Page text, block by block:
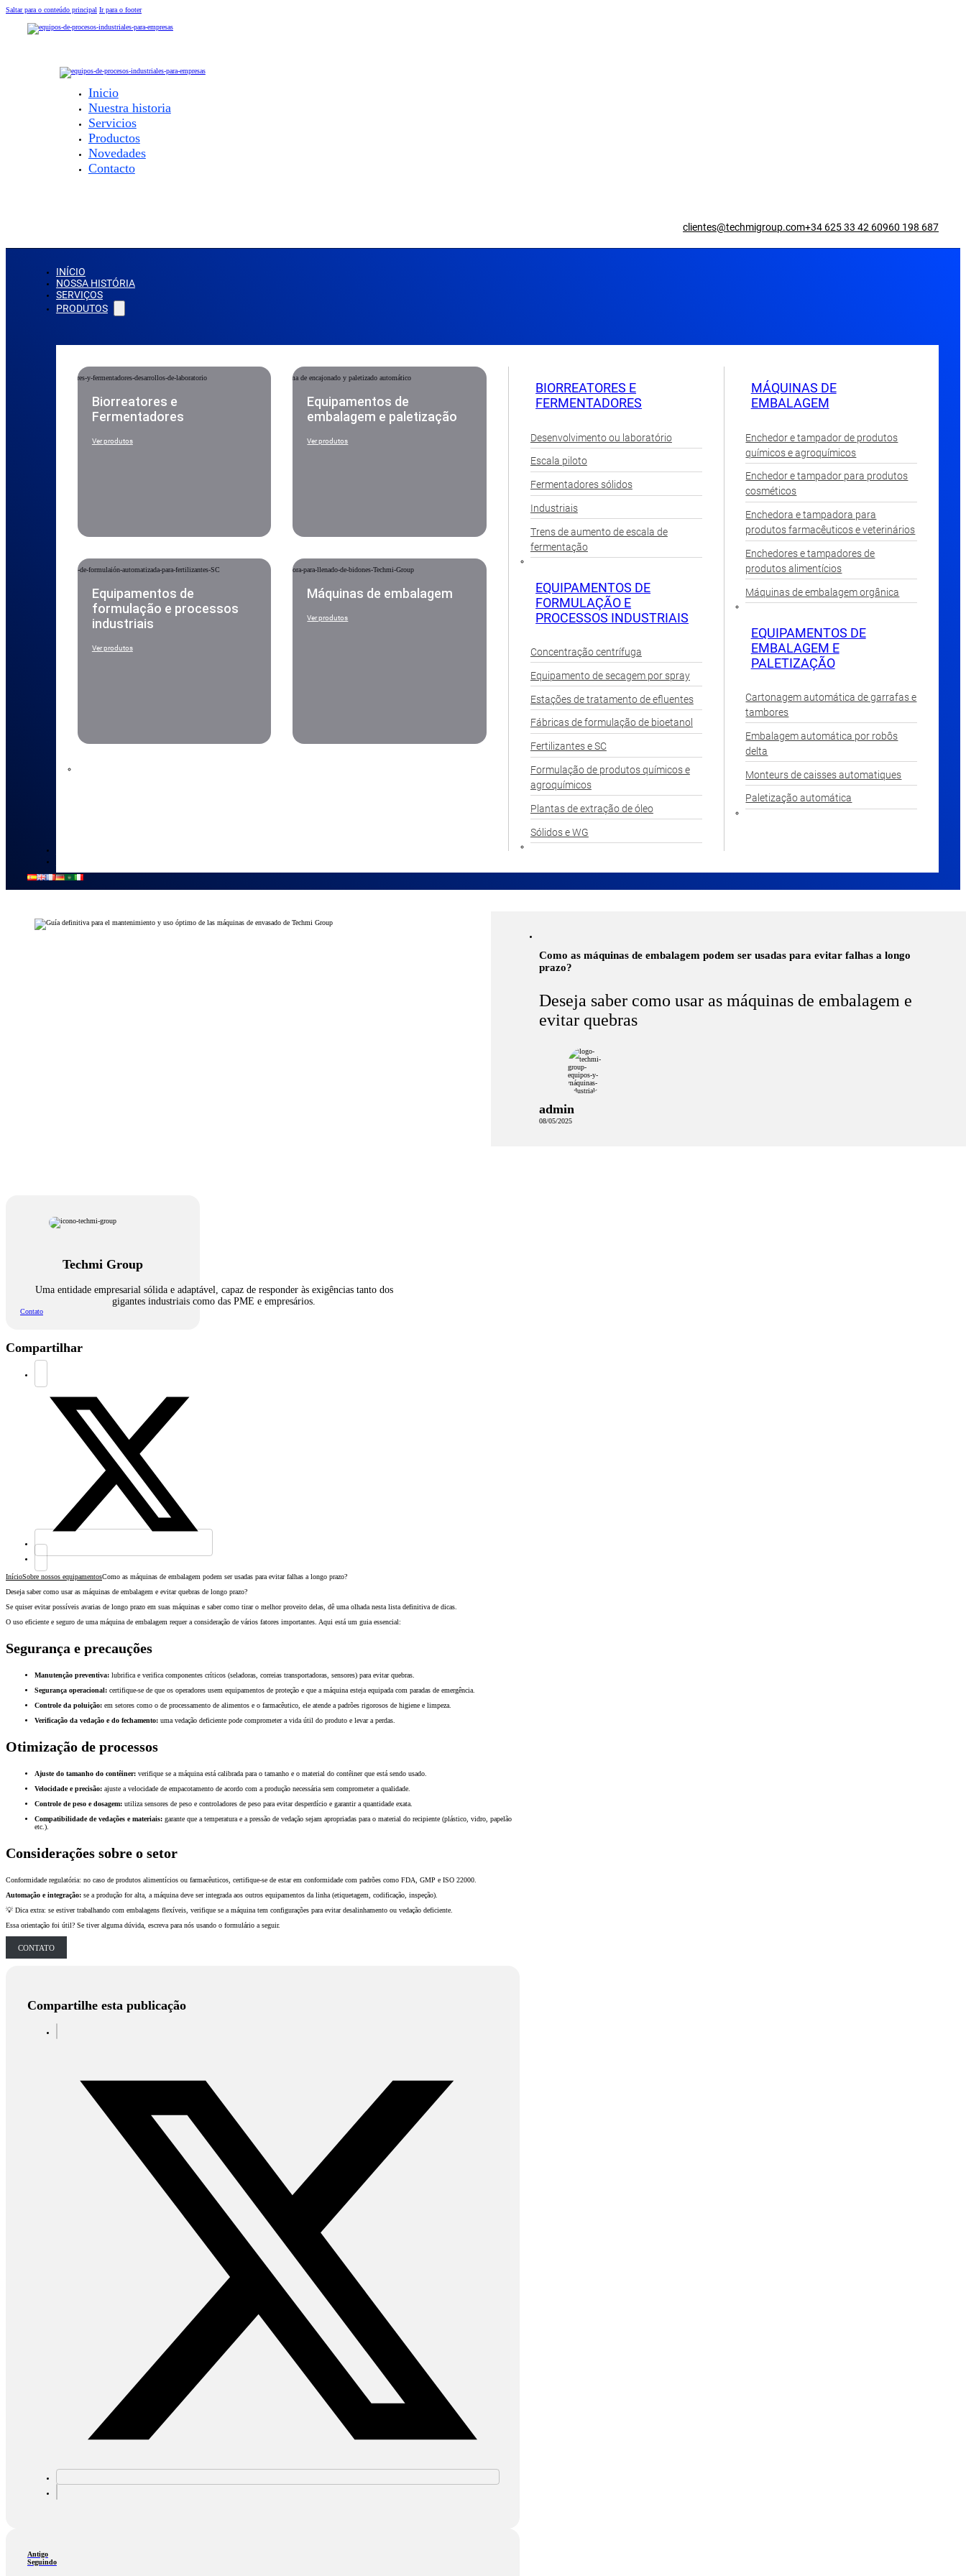
Saltar para o conteúdo principal Ir para o footer
Inicio
Nuestra historia
Servicios
Productos
Novedades
Contacto
clientes@techmigroup.com+34 625 33 42 60960 198 687
INÍCIO
NOSSA HISTÓRIA
SERVIÇOS
PRODUTOS
Biorreatores e
Fermentadores
Ver produtos
Equipamentos de
embalagem e paletização
Ver produtos
Equipamentos de
formulação e processos
industriais
Ver produtos
Máquinas de embalagem
Ver produtos
BIORREATORES E
FERMENTADORES
Desenvolvimento ou laboratório
Escala piloto
Fermentadores sólidos
Industriais
Trens de aumento de escala de
fermentação
EQUIPAMENTOS DE
FORMULAÇÃO E
PROCESSOS INDUSTRIAIS
Concentração centrífuga
Equipamento de secagem por spray
Estações de tratamento de efluentes
Fábricas de formulação de bioetanol
Fertilizantes e SC
Formulação de produtos químicos e
agroquímicos
Plantas de extração de óleo
Sólidos e WG
MÁQUINAS DE
EMBALAGEM
Enchedor e tampador de produtos
químicos e agroquímicos
Enchedor e tampador para produtos
cosméticos
Enchedora e tampadora para
produtos farmacêuticos e veterinários
Enchedores e tampadores de
produtos alimentícios
Máquinas de embalagem orgânica
EQUIPAMENTOS DE
EMBALAGEM E
PALETIZAÇÃO
Cartonagem automática de garrafas e
tambores
Embalagem automática por robôs
delta
Monteurs de caisses automatiques
Paletização automática
Como as máquinas de embalagem podem ser usadas para evitar falhas a longo
prazo?
Deseja saber como usar as máquinas de embalagem e
evitar quebras
admin
08/05/2025
Techmi Group
Uma entidade empresarial sólida e adaptável, capaz de responder às exigências tanto dos
gigantes industriais como das PME e empresários.
Contato
Compartilhar
InícioSobre nossos equipamentosComo as máquinas de embalagem podem ser usadas para evitar falhas a longo prazo?
Deseja saber como usar as máquinas de embalagem e evitar quebras de longo prazo?
Se quiser evitar possíveis avarias de longo prazo em suas máquinas e saber como tirar o melhor proveito delas, dê uma olhada nesta lista definitiva de dicas.
O uso eficiente e seguro de uma máquina de embalagem requer a consideração de vários fatores importantes. Aqui está um guia essencial:
Segurança e precauções
Manutenção preventiva: lubrifica e verifica componentes críticos (seladoras, correias transportadoras, sensores) para evitar quebras.
Segurança operacional: certifique-se de que os operadores usem equipamentos de proteção e que a máquina esteja equipada com paradas de emergência.
Controle da poluição: em setores como o de processamento de alimentos e o farmacêutico, ele atende a padrões rigorosos de higiene e limpeza.
Verificação da vedação e do fechamento: uma vedação deficiente pode comprometer a vida útil do produto e levar a perdas.
Otimização de processos
Ajuste do tamanho do contêiner: verifique se a máquina está calibrada para o tamanho e o material do contêiner que está sendo usado.
Velocidade e precisão: ajuste a velocidade de empacotamento de acordo com a produção necessária sem comprometer a qualidade.
Controle de peso e dosagem: utiliza sensores de peso e controladores de peso para evitar desperdício e garantir a quantidade exata.
Compatibilidade de vedações e materiais: garante que a temperatura e a pressão de vedação sejam apropriadas para o material do recipiente (plástico, vidro, papelão
etc.).
Considerações sobre o setor
Conformidade regulatória: no caso de produtos alimentícios ou farmacêuticos, certifique-se de estar em conformidade com padrões como FDA, GMP e ISO 22000.
Automação e integração: se a produção for alta, a máquina deve ser integrada aos outros equipamentos da linha (etiquetagem, codificação, inspeção).
💡 Dica extra: se estiver trabalhando com embalagens flexíveis, verifique se a máquina tem configurações para evitar desalinhamento ou vedação deficiente.
Essa orientação foi útil? Se tiver alguma dúvida, escreva para nós usando o formulário a seguir.
CONTATO
Compartilhe esta publicação
Antigo
Seguindo